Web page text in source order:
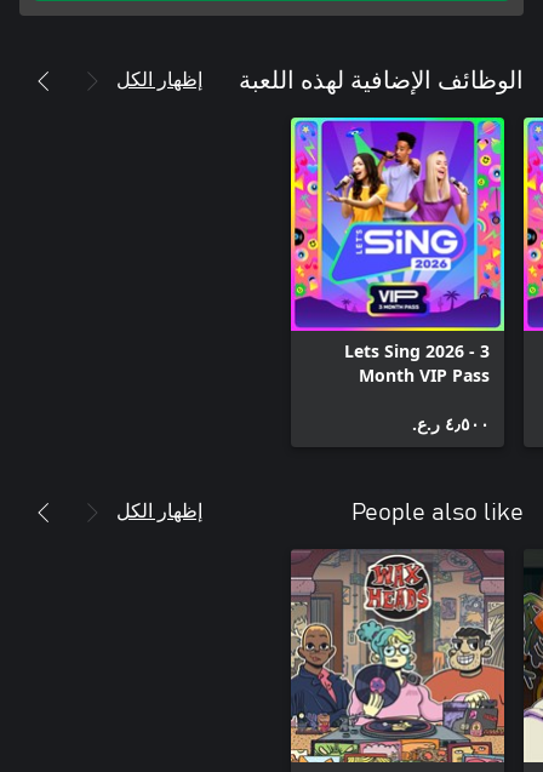
الوظائف الإضافية لهذه اللعبة إظهار الكل
Lets Sing 2026 - 3
Month VIP Pass
٤٫٥٠٠ ر.ع.‏
People also like إظهار الكل